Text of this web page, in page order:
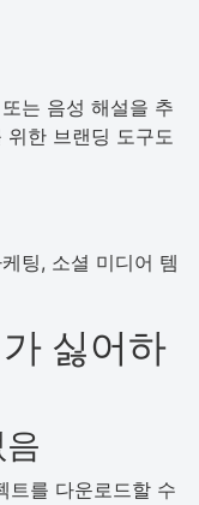
는 음성 해설을 추
위한 브랜딩 도구도
팅, 소셜 미디어 템
싫어하
트를 다운로드할 수